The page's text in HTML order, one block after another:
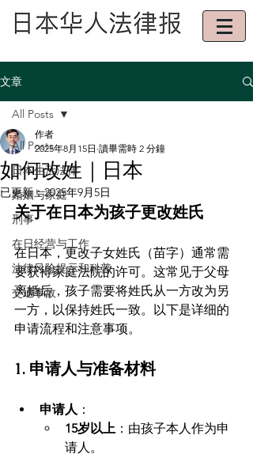
文章
All Posts
日本生活法律
婚姻与家庭
刑事
在日经营与工作
法律风险提示和科普
交通事故
All Posts
如何改姓｜日本
作者
2025年8月15日 讀畢需時 2 分鐘
已更新：2025年9月5日
关于在日本为孩子更改姓氏
在日本，更改子女姓氏（苗字）通常需
要获得家庭法院的许可。这常见于父母
离婚后，孩子需要将姓氏从一方改为另
一方，以保持姓氏一致。以下是详细的
申请流程和注意事项。
1. 申请人与准备材料
申请人 ：
15岁以上 ：由孩子本人作为申
请人。